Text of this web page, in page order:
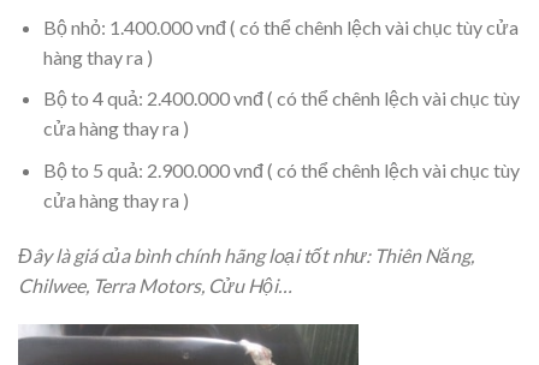
Bộ nhỏ: 1.400.000 vnđ ( có thể chênh lệch vài chục tùy cửa
hàng thay ra )
Bộ to 4 quả: 2.400.000 vnđ ( có thể chênh lệch vài chục tùy
cửa hàng thay ra )
Bộ to 5 quả: 2.900.000 vnđ ( có thể chênh lệch vài chục tùy
cửa hàng thay ra )
Đây là giá của bình chính hãng loại tốt như: Thiên Năng,
Chilwee, Terra Motors, Cửu Hội…